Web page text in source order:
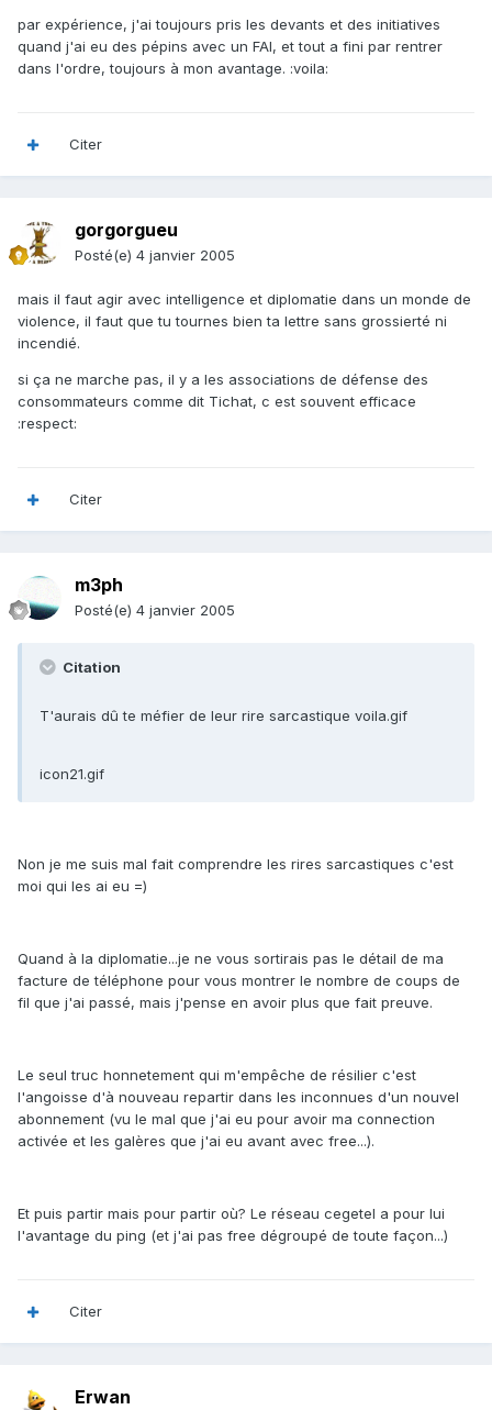
par expérience, j'ai toujours pris les devants et des initiatives
quand j'ai eu des pépins avec un FAI, et tout a fini par rentrer
dans l'ordre, toujours à mon avantage. :voila:
Citer
gorgorgueu
Posté(e) 4 janvier 2005
mais il faut agir avec intelligence et diplomatie dans un monde de
violence, il faut que tu tournes bien ta lettre sans grossierté ni
incendié.
si ça ne marche pas, il y a les associations de défense des
consommateurs comme dit Tichat, c est souvent efficace
:respect:
Citer
m3ph
Posté(e) 4 janvier 2005
Citation
T'aurais dû te méfier de leur rire sarcastique voila.gif
icon21.gif
Non je me suis mal fait comprendre les rires sarcastiques c'est
moi qui les ai eu =)
Quand à la diplomatie...je ne vous sortirais pas le détail de ma
facture de téléphone pour vous montrer le nombre de coups de
fil que j'ai passé, mais j'pense en avoir plus que fait preuve.
Le seul truc honnetement qui m'empêche de résilier c'est
l'angoisse d'à nouveau repartir dans les inconnues d'un nouvel
abonnement (vu le mal que j'ai eu pour avoir ma connection
activée et les galères que j'ai eu avant avec free...).
Et puis partir mais pour partir où? Le réseau cegetel a pour lui
l'avantage du ping (et j'ai pas free dégroupé de toute façon...)
Citer
Erwan